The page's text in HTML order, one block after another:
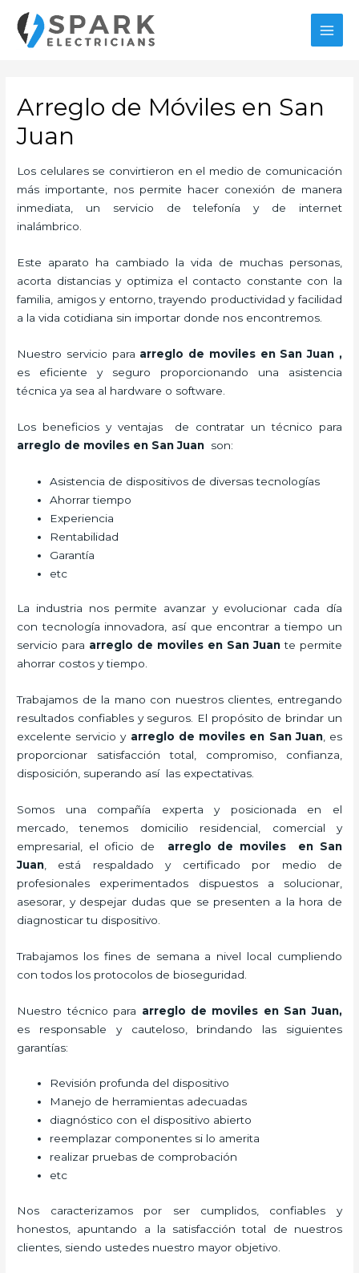
contenido
Arreglo de Móviles en San
Juan
Los celulares se convirtieron en el medio de comunicación
más importante, nos permite hacer conexión de manera
inmediata, un servicio de telefonía y de internet
inalámbrico.
Este aparato ha cambiado la vida de muchas personas,
acorta distancias y optimiza el contacto constante con la
familia, amigos y entorno, trayendo productividad y facilidad
a la vida cotidiana sin importar donde nos encontremos.
Nuestro servicio para arreglo de moviles en San Juan ,
es eficiente y seguro proporcionando una asistencia
técnica ya sea al hardware o software.
Los beneficios y ventajas de contratar un técnico para
arreglo de moviles en San Juan son:
Asistencia de dispositivos de diversas tecnologías
Ahorrar tiempo
Experiencia
Rentabilidad
Garantía
etc
La industria nos permite avanzar y evolucionar cada día
con tecnología innovadora, así que encontrar a tiempo un
servicio para arreglo de moviles en San Juan te permite
ahorrar costos y tiempo.
Trabajamos de la mano con nuestros clientes, entregando
resultados confiables y seguros. El propósito de brindar un
excelente servicio y arreglo de moviles en San Juan, es
proporcionar satisfacción total, compromiso, confianza,
disposición, superando así las expectativas.
Somos una compañía experta y posicionada en el
mercado, tenemos domicilio residencial, comercial y
empresarial, el oficio de arreglo de movilesen San
Juan , está respaldado y certificado por medio de
profesionales experimentados dispuestos a solucionar,
asesorar, y despejar dudas que se presenten a la hora de
diagnosticar tu dispositivo.
Trabajamos los fines de semana a nivel local cumpliendo
con todos los protocolos de bioseguridad.
Nuestro técnico para arreglo de moviles en San Juan,
es responsable y cauteloso, brindando las siguientes
garantías:
Revisión profunda del dispositivo
Manejo de herramientas adecuadas
diagnóstico con el dispositivo abierto
reemplazar componentes si lo amerita
realizar pruebas de comprobación
etc
Nos caracterizamos por ser cumplidos, confiables y
honestos, apuntando a la satisfacción total de nuestros
clientes, siendo ustedes nuestro mayor objetivo.